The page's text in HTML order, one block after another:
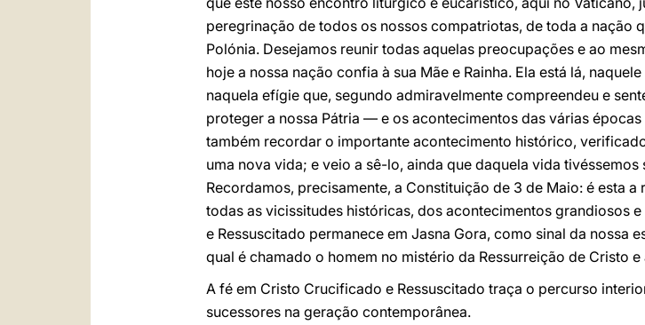
peregrinação de todos os nossos compatriotas, de toda a nação
Polónia. Desejamos reunir todas aquelas preocupações e ao
hoje a nossa nação confia à sua Mãe e Rainha. Ela está lá,
naquela efígie que, segundo admiravelmente compreendeu e
proteger a nossa Pátria — e os acontecimentos das várias
também recordar o importante acontecimento histórico,
uma nova vida; e veio a sê-lo, ainda que daquela vida
Recordamos, precisamente, a Constituição de 3 de Maio: é esta
todas as vicissitudes históricas, dos acontecimentos grandiosos
e Ressuscitado permanece em Jasna Gora, como sinal da nossa
qual é chamado o homem no mistério da Ressurreição de Cristo
A fé em Cristo Crucificado e Ressuscitado traça o percurso
sucessores na geração contemporânea.